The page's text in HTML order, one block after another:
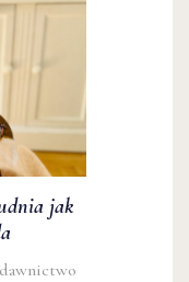
jak